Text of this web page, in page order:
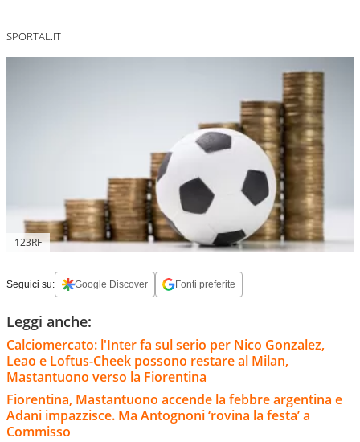
SPORTAL.IT
123RF
Seguici su: Google Discover Fonti preferite
Leggi anche:
Calciomercato: l'Inter fa sul serio per Nico Gonzalez,
Leao e Loftus-Cheek possono restare al Milan,
Mastantuono verso la Fiorentina
Fiorentina, Mastantuono accende la febbre argentina e
Adani impazzisce. Ma Antognoni ‘rovina la festa’ a
Commisso